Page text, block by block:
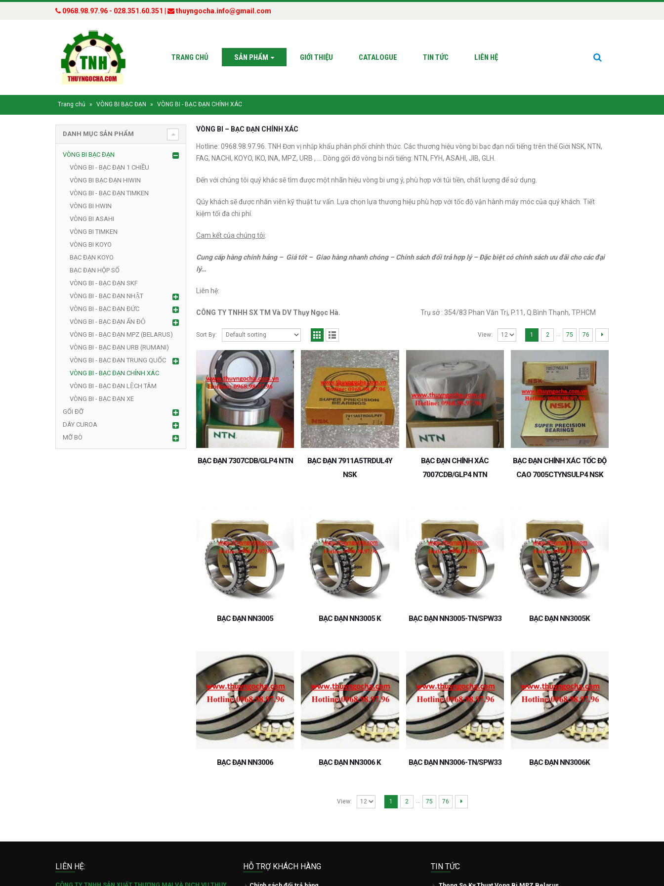
0968.98.97.96 - 028.351.60.351 | thuyngocha.info@gmail.com
TRANG CHỦ SẢN PHẨM GIỚI THIỆU CATALOGUE TIN TỨC LIÊN HỆ
Trang chủ » VÒNG BI BẠC ĐẠN » VÒNG BI - BẠC ĐẠN CHÍNH XÁC
VÒNG BI – BẠC ĐẠN CHÍNH XÁC
Hotline: 0968.98.97.96. TNH Đơn vị nhập khẩu phân phối chính thức. Các thương hiệu vòng bi bạc đạn nổi tiếng trên thế Giới NSK, NTN,
FAG, NACHI, KOYO, IKO, INA, MPZ, URB , … Dòng gối đỡ vòng bi nổi tiếng: NTN, FYH, ASAHI, JIB, GLH.
Đến với chúng tôi quý khác sẽ tìm được một nhãn hiệu vòng bi ưng ý, phù hợp với túi tiền, chất lượng để sử dụng.
Qúy khách sẽ được nhân viên kỹ thuật tư vấn. Lựa chọn lựa thương hiệu phù hợp với tốc độ vận hành máy móc của quý khách. Tiết
kiệm tối đa chi phí.
Cam kết của chúng tôi:
Cung cấp hàng chính hảng – Giá tốt – Giao hàng nhanh chóng – Chính sách đổi trả hợp lý– Đặc biệt có chính sách ưu đãi cho các đại
lý…
Liên hệ:
CÔNG TY TNHH SX TM Và DV Thụy Ngọc Hà. Trụ sở : 354/83 Phan Văn Trị, P.11, Q.Bình Thạnh, TP.HCM
Sort By: View: 1 2 … 75 76
BẠC ĐẠN 7307CDB/GLP4 NTN
BẠC ĐẠN 7911A5TRDUL4Y
NSK
BẠC ĐẠN CHÍNH XÁC
7007CDB/GLP4 NTN
BẠC ĐẠN CHÍNH XÁC TỐC ĐỘ
CAO 7005CTYNSULP4 NSK
BẠC ĐẠN NN3005 BẠC ĐẠN NN3005 K BẠC ĐẠN NN3005-TN/SPW33 BẠC ĐẠN NN3005K
BẠC ĐẠN NN3006 BẠC ĐẠN NN3006 K BẠC ĐẠN NN3006-TN/SPW33 BẠC ĐẠN NN3006K
View: 1 2 … 75 76
DANH MỤC SẢN PHẨM
VÒNG BI BẠC ĐẠN
VÒNG BI - BẠC ĐẠN 1 CHIỀU
VÒNG BI BẠC ĐẠN HIWIN
VÒNG BI - BẠC ĐẠN TIMKEN
VÒNG BI HWIN
VÒNG BI ASAHI
VÒNG BI TIMKEN
VÒNG BI KOYO
BẠC ĐẠN KOYO
BẠC ĐẠN HỘP SỐ
VÒNG BI - BẠC ĐẠN SKF
VÒNG BI - BẠC ĐẠN NHẬT
VÒNG BI - BẠC ĐẠN ĐỨC
VÒNG BI - BẠC ĐẠN ẤN ĐỘ
VÒNG BI - BẠC ĐẠN MPZ (BELARUS)
VÒNG BI - BẠC ĐẠN URB (RUMANI)
VÒNG BI - BẠC ĐẠN TRUNG QUỐC
VÒNG BI - BẠC ĐẠN CHÍNH XÁC
VÒNG BI - BẠC ĐẠN LỆCH TÂM
VÒNG BI - BẠC ĐẠN XE
GỐI ĐỠ
DÂY CUROA
MỠ BÒ
LIÊN HỆ: HỖ TRỢ KHÁCH HÀNG TIN TỨC